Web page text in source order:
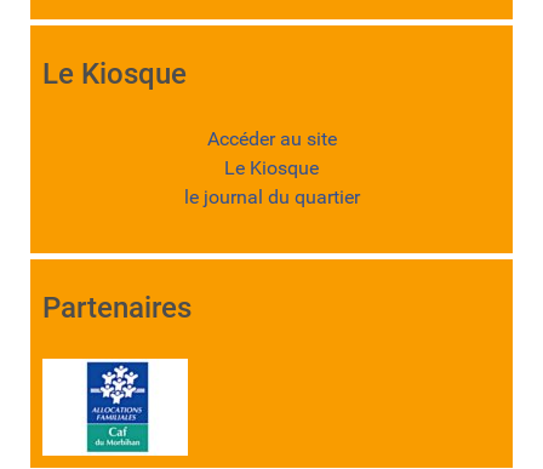
Le Kiosque
Accéder au site
Le Kiosque
le journal du quartier
Partenaires